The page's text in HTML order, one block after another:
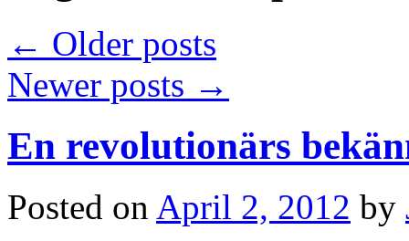
← Older posts
Newer posts →
En revolutionärs
Posted on April 2, 2012 by